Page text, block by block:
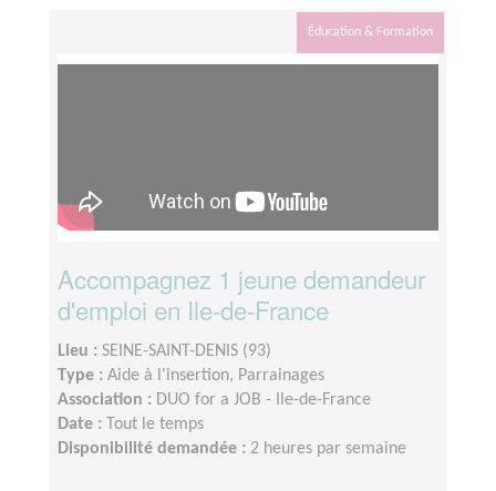
Éducation & Formation
Accompagnez 1 jeune demandeur
d'emploi en Ile-de-France
Lieu : SEINE-SAINT-DENIS (93)
Type : Aide à l'insertion, Parrainages
Association : DUO for a JOB - Ile-de-France
Date :
Tout le temps
Disponibilité demandée : 2 heures par semaine